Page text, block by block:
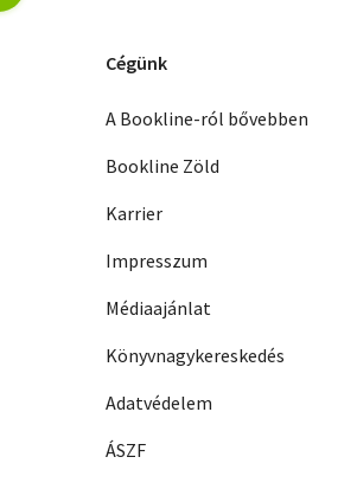
Cégünk
A Bookline-ról bővebben
Bookline Zöld
Karrier
Impresszum
Médiaajánlat
Könyvnagykereskedés
Adatvédelem
ÁSZF